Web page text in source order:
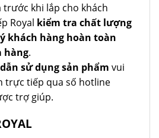
trước khi lắp cho khách
Royal kiểm tra chất lượng
khách hàng hoàn toàn
hàng.
sử dụng sản phẩm vui
trực tiếp qua số hotline
trợ giúp.